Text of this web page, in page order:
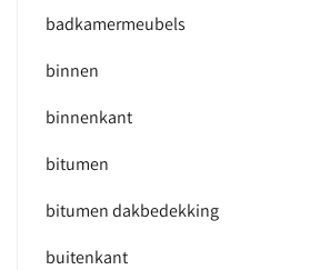
badkamermeubels
binnen
binnenkant
bitumen
bitumen dakbedekking
buitenkant